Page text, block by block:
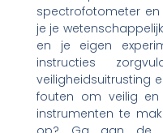
spectrofotometer
je je
en je eigen
instructies
veiligheidsuitrusting
fouten om veilig en
instrumenten te